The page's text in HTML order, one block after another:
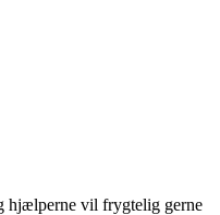
hjælperne vil frygtelig gerne